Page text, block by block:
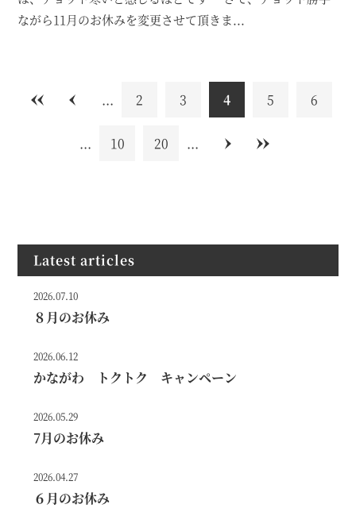
ながら11月のお休みを変更させて頂きま...
« < ... 2 3 4 5 6
... 10 20 ... > »
Latest articles
2026.07.10
８月のお休み
2026.06.12
かながわ トクトク キャンペーン
2026.05.29
7月のお休み
2026.04.27
６月のお休み